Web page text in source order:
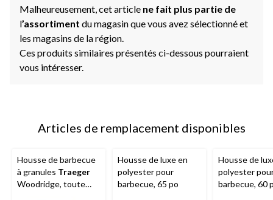
Malheureusement, cet article ne fait plus partie de
l’assortiment du magasin que vous avez sélectionné et
les magasins de la région.
Ces produits similaires présentés ci-dessous pourraient
vous intéresser.
Articles de remplacement disponibles
Housse de barbecue
à granules Traeger
Woodridge, toute
Housse de luxe en
polyester pour
barbecue, 65 po
Housse de
polyester
barbecue, 60